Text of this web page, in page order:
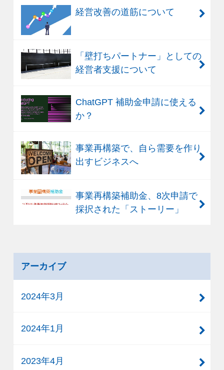
経営改善の道筋について
「壁打ちパートナー」としての
経営者支援について
ChatGPT 補助金申請に使える
か？
事業再構築で、自ら需要を作り
出すビジネスへ
事業再構築補助金、8次申請で
採択された「ストーリー」
アーカイブ
2024年3月
2024年1月
2023年4月